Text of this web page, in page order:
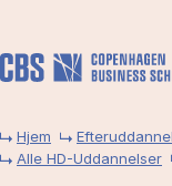
Hjem
Alle HD-Uddannelser